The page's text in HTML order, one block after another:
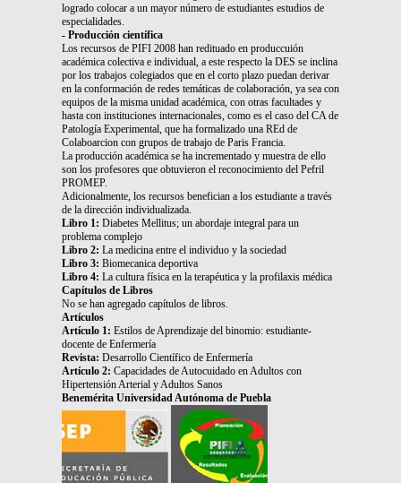
logrado colocar a un mayor número de estudiantes estudios de
especialidades.
- Producción científica
Los recursos de PIFI 2008 han redituado en produccuión
académica colectiva e individual, a este respecto la DES se inclina
por los trabajos colegiados que en el corto plazo puedan derivar
en la conformación de redes temáticas de colaboración, ya sea con
equipos de la misma unidad académica, con otras facultades y
hasta con instituciones internacionales, como es el caso del CA de
Patología Experimental, que ha formalizado una REd de
Colaboarcion con grupos de trabajo de Paris Francia.
La producción académica se ha incrementado y muestra de ello
son los profesores que obtuvieron el reconocimiento del Pefril
PROMEP.
Adicionalmente, los recursos benefician a los estudiante a través
de la dirección individualizada.
Libro 1: Diabetes Mellitus; un abordaje integral para un
problema complejo
Libro 2: La medicina entre el individuo y la sociedad
Libro 3: Biomecanica deportiva
Libro 4: La cultura física en la terapéutica y la profilaxis médica
Capítulos de Libros
No se han agregado capítulos de libros.
Artículos
Artículo 1: Estilos de Aprendizaje del binomio: estudiante-
docente de Enfermería
Revista: Desarrollo Científico de Enfermería
Artículo 2: Capacidades de Autocuidado en Adultos con
Hipertensión Arterial y Adultos Sanos
Benemérita Universidad Autónoma de Puebla